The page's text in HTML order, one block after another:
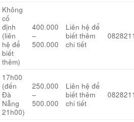
Không
cố
định
(liên
hệ để
biết
thêm)
400.000
–
500.000
Liên hệ để
biết thêm
chi tiết
17h00
(đến
Đà
Nẵng
21h00)
250.000
–
500.000
Liên hệ để
biết thêm
chi tiết